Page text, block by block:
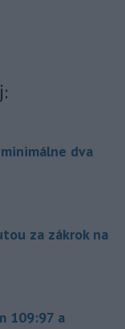
dva
za zákrok na
109:97 a